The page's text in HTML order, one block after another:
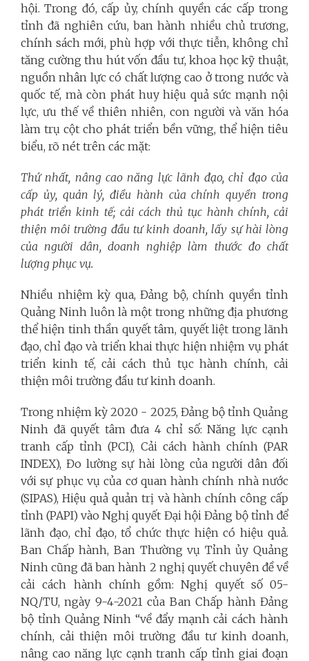
hội. Trong đó, cấp ủy, chính quyền các cấp trong
tỉnh đã nghiên cứu, ban hành nhiều chủ trương,
chính sách mới, phù hợp với thực tiễn, không chỉ
tăng cường thu hút vốn đầu tư, khoa học kỹ thuật,
nguồn nhân lực có chất lượng cao ở trong nước và
quốc tế, mà còn phát huy hiệu quả sức mạnh nội
lực, ưu thế về thiên nhiên, con người và văn hóa
làm trụ cột cho phát triển bền vững, thể hiện tiêu
biểu, rõ nét trên các mặt:
Thứ nhất, nâng cao năng lực lãnh đạo, chỉ đạo của
cấp ủy, quản lý, điều hành của chính quyền trong
phát triển kinh tế; cải cách thủ tục hành chính, cải
thiện môi trường đầu tư kinh doanh, lấy sự hài lòng
của người dân, doanh nghiệp làm thước đo chất
lượng phục vụ.
Nhiều nhiệm kỳ qua, Đảng bộ, chính quyền tỉnh
Quảng Ninh luôn là một trong những địa phương
thể hiện tinh thần quyết tâm, quyết liệt trong lãnh
đạo, chỉ đạo và triển khai thực hiện nhiệm vụ phát
triển kinh tế, cải cách thủ tục hành chính, cải
thiện môi trường đầu tư kinh doanh.
Trong nhiệm kỳ 2020 - 2025, Đảng bộ tỉnh Quảng
Ninh đã quyết tâm đưa 4 chỉ số: Năng lực cạnh
tranh cấp tỉnh (PCI), Cải cách hành chính (PAR
INDEX), Đo lường sự hài lòng của người dân đối
với sự phục vụ của cơ quan hành chính nhà nước
(SIPAS), Hiệu quả quản trị và hành chính công cấp
tỉnh (PAPI) vào Nghị quyết Đại hội Đảng bộ tỉnh để
lãnh đạo, chỉ đạo, tổ chức thực hiện có hiệu quả.
Ban Chấp hành, Ban Thường vụ Tỉnh ủy Quảng
Ninh cũng đã ban hành 2 nghị quyết chuyên đề về
cải cách hành chính gồm: Nghị quyết số 05-
NQ/TU, ngày 9-4-2021 của Ban Chấp hành Đảng
bộ tỉnh Quảng Ninh “về đẩy mạnh cải cách hành
chính, cải thiện môi trường đầu tư kinh doanh,
nâng cao năng lực cạnh tranh cấp tỉnh giai đoạn